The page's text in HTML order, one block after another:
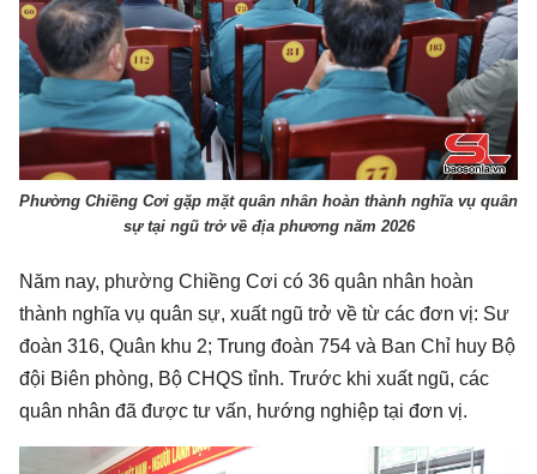
Phường Chiềng Cơi gặp mặt quân nhân hoàn thành nghĩa vụ quân
sự tại ngũ trở về địa phương năm 2026
Năm nay, phường Chiềng Cơi có 36 quân nhân hoàn
thành nghĩa vụ quân sự, xuất ngũ trở về từ các đơn vị: Sư
đoàn 316, Quân khu 2; Trung đoàn 754 và Ban Chỉ huy Bộ
đội Biên phòng, Bộ CHQS tỉnh. Trước khi xuất ngũ, các
quân nhân đã được tư vấn, hướng nghiệp tại đơn vị.